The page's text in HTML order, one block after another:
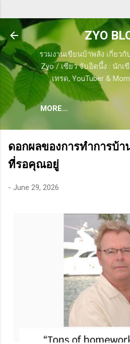
ZYO
รวมงานเขียนบ้าพลัง เกี่ยว
Zyo / เซียว จับอิดนึ้ง : นักเ
เทรด, YouTuber &
MORE…
ดอกผลของการทำการบ้า
ที่รอคุณอยู่
- June 29, 2026